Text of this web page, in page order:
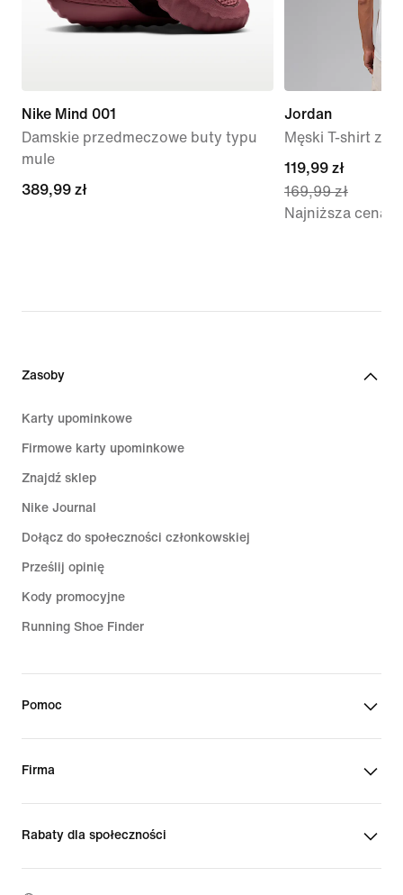
Nike Mind 001
Damskie przedmeczowe buty typu
mule
389,99 zł
389,99 zł
Jordan
Męski T-shirt z
current
price
119,99 zł,
119,99 zł
169,99 zł
Najniższa cena
Zasoby
Karty upominkowe
Firmowe karty upominkowe
Znajdź sklep
Nike Journal
Dołącz do społeczności członkowskiej
Prześlij opinię
Kody promocyjne
Running Shoe Finder
Pomoc
Firma
Rabaty dla społeczności